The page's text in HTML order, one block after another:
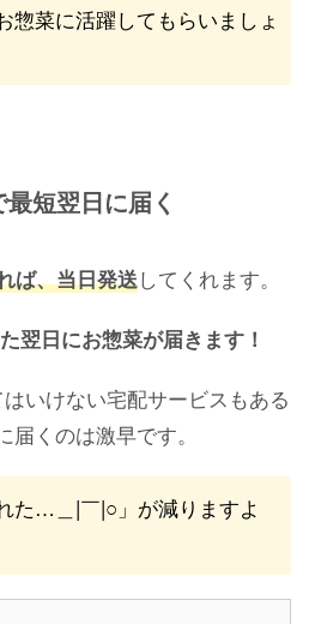
惣菜に活躍してもらいましょ
短翌日に届く
ば、当日発送してくれます。
翌日にお惣菜が届きます！
いけない宅配サービスもある
くのは激早です。
た…＿|￣|○」が減りますよ